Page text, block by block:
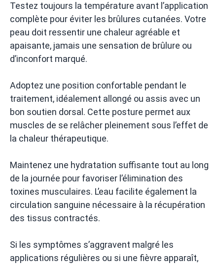
Testez toujours la température avant l’application
complète pour éviter les brûlures cutanées. Votre
peau doit ressentir une chaleur agréable et
apaisante, jamais une sensation de brûlure ou
d’inconfort marqué.
Adoptez une position confortable pendant le
traitement, idéalement allongé ou assis avec un
bon soutien dorsal. Cette posture permet aux
muscles de se relâcher pleinement sous l’effet de
la chaleur thérapeutique.
Maintenez une hydratation suffisante tout au long
de la journée pour favoriser l’élimination des
toxines musculaires. L’eau facilite également la
circulation sanguine nécessaire à la récupération
des tissus contractés.
Si les symptômes s’aggravent malgré les
applications régulières ou si une fièvre apparaît,